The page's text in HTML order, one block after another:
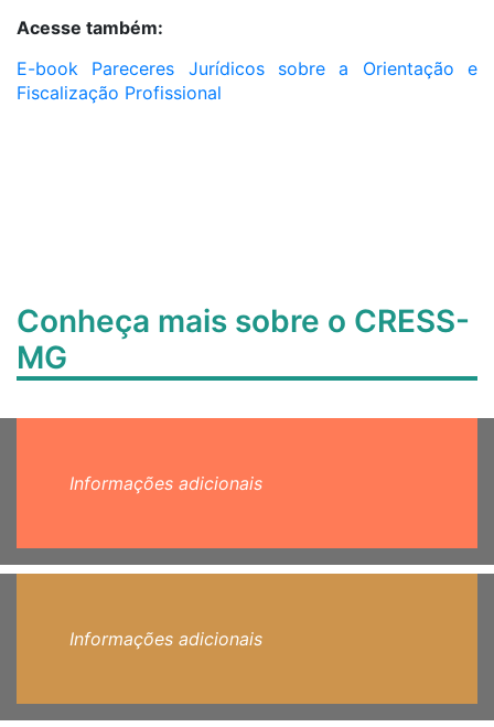
Acesse também:
E-book Pareceres Jurídicos sobre a Orientação e
Fiscalização Profissional
Conheça mais sobre o CRESS-
MG
Informações adicionais
Informações adicionais